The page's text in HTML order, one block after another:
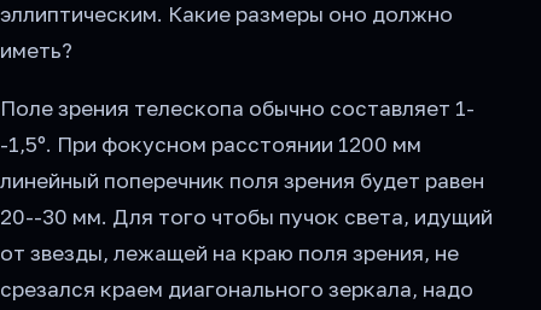
эллиптическим. Какие размеры оно должно
иметь?
Поле зрения телескопа обычно составляет 1-
-1,5º. При фокусном расстоянии 1200 мм
линейный поперечник поля зрения будет равен
20--30 мм. Для того чтобы пучок света, идущий
от звезды, лежащей на краю поля зрения, не
срезался краем диагонального зеркала, надо